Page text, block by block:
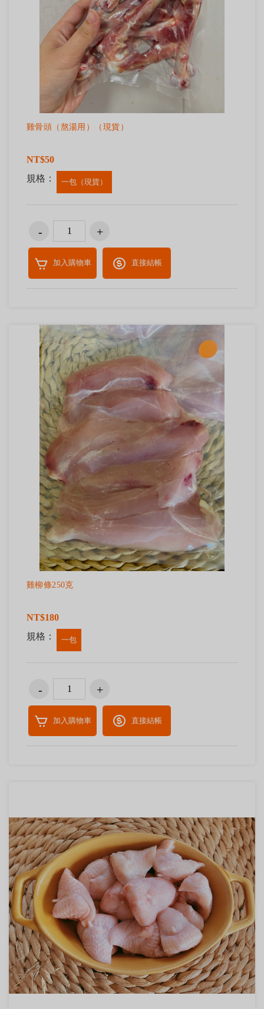
雞骨頭（熬湯用）（現貨）
NT$50
規格：
一包（現貨）
加入購物車 直接結帳
雞柳條250克
NT$180
規格：
一包
加入購物車 直接結帳